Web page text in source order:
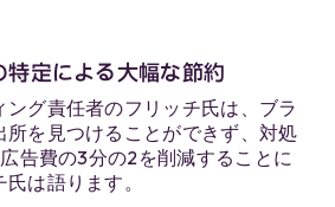
特定による大幅な節約
グ責任者のフリッチ氏は、ブラ
所を見つけることができず、対処
告費の3分の2を削減することに
は語ります。